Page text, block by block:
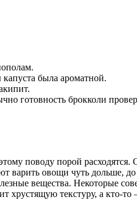
была ароматной.
готовность брокколи
поводу порой
варить овощи чуть дольше,
вещества. Некоторые
хрустящую текстуру, а кто-